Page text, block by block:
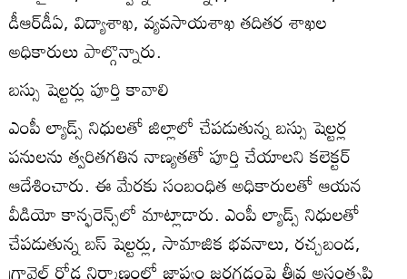
డీఆర్‌డీఏ, విద్యాశాఖ, వ్యవసాయశాఖ తదితర శాఖల
అధికారులు పాల్గొన్నారు.
బస్సు షెల్టర్లు పూర్తి కావాలి
ఎంపీ ల్యాడ్స్‌ నిధులతో జిల్లాలో చేపడుతున్న బస్సు షెల్టర్ల
పనులను త్వరితగతిన నాణ్యతతో పూర్తి చేయాలని కలెక్టర్‌
ఆదేశించారు. ఈ మేరకు సంబంధిత అధికారులతో ఆయన
వీడియో కాన్ఫరెన్స్‌లో మాట్లాడారు. ఎంపీ ల్యాడ్స్‌ నిధులతో
చేపడుతున్న బస్‌ షెల్టర్లు, సామాజిక భవనాలు, రచ్చబండ,